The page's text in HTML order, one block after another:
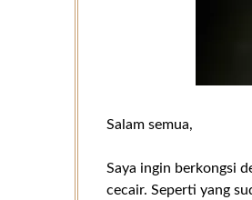
Salam semua,
Saya ingin berkongsi
cecair. Seperti yang